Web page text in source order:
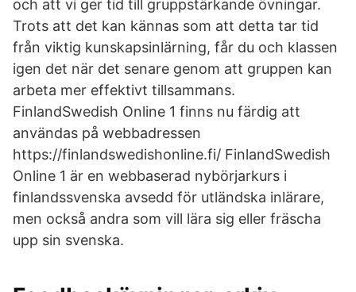
och att vi ger tid till gruppstärkande övningar.
Trots att det kan kännas som att detta tar tid
från viktig kunskapsinlärning, får du och klassen
igen det när det senare genom att gruppen kan
arbeta mer effektivt tillsammans.
FinlandSwedish Online 1 finns nu färdig att
användas på webbadressen
https://finlandswedishonline.fi/ FinlandSwedish
Online 1 är en webbaserad nybörjarkurs i
finlandssvenska avsedd för utländska inlärare,
men också andra som vill lära sig eller fräscha
upp sin svenska.